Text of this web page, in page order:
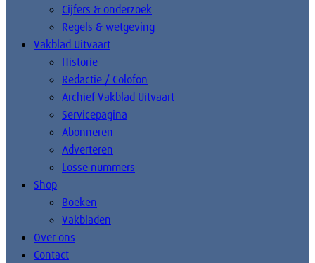
Cijfers & onderzoek
Regels & wetgeving
Vakblad Uitvaart
Historie
Redactie / Colofon
Archief Vakblad Uitvaart
Servicepagina
Abonneren
Adverteren
Losse nummers
Shop
Boeken
Vakbladen
Over ons
Contact